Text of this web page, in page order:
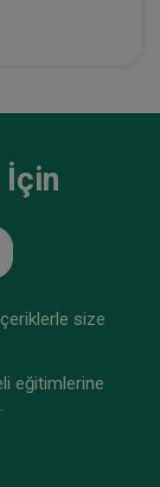
ve
İçin
size
eğitimlerine